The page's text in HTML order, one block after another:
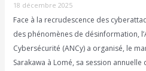
18 décembre 2025
Face à la recrudescence des
des phénomènes de désinformation,
Cybersécurité (ANCy) a organisé, le
Sarakawa à Lomé, sa session